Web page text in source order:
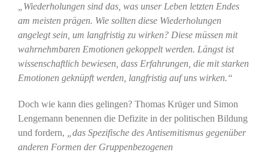
„Wiederholungen sind das, was unser Leben letzten Endes
am meisten prägen. Wie sollten diese Wiederholungen
angelegt sein, um langfristig zu wirken? Diese müssen mit
wahrnehmbaren Emotionen gekoppelt werden. Längst ist
wissenschaftlich bewiesen, dass Erfahrungen, die mit starken
Emotionen geknüpft werden, langfristig auf uns wirken.“
Doch wie kann dies gelingen? Thomas Krüger und Simon
Lengemann benennen die Defizite in der politischen Bildung
und fordern,
„das Spezifische des Antisemitismus gegenüber
anderen Formen der Gruppenbezogenen